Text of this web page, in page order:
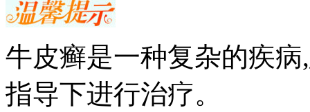
牛皮癣是一种复杂的疾
指导下进行治疗。